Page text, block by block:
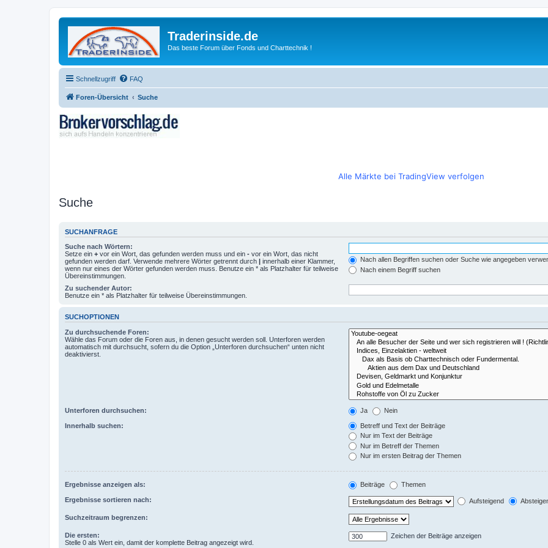
Traderinside.de
Das beste Forum über Fonds und Charttechnik !
Schnellzugriff FAQ
Foren-Übersicht Suche
Alle Märkte bei TradingView verfolgen
Suche
SUCHANFRAGE
Suche nach Wörtern:
Setze ein + vor ein Wort, das gefunden werden muss und ein - vor ein Wort, das nicht
gefunden werden darf. Verwende mehrere Wörter getrennt durch | innerhalb einer Klammer,
wenn nur eines der Wörter gefunden werden muss. Benutze ein * als Platzhalter für teilweise
Übereinstimmungen.
Nach allen Begriffen suchen oder Suche wie angegeben
Nach einem Begriff suchen
Zu suchender Autor:
Benutze ein * als Platzhalter für teilweise Übereinstimmungen.
SUCHOPTIONEN
Zu durchsuchende Foren:
Wähle das Forum oder die Foren aus, in denen gesucht werden soll. Unterforen werden
automatisch mit durchsucht, sofern du die Option „Unterforen durchsuchen“ unten nicht
deaktivierst.
Unterforen durchsuchen: Ja Nein
Innerhalb suchen:
Betreff und Text der Beiträge
Nur im Text der Beiträge
Nur im Betreff der Themen
Nur im ersten Beitrag der Themen
Ergebnisse anzeigen als: Beiträge Themen
Ergebnisse sortieren nach: Aufsteigend
Suchzeitraum begrenzen:
Die ersten:
Stelle 0 als Wert ein, damit der komplette Beitrag angezeigt wird.
Zeichen der Beiträge anzeigen